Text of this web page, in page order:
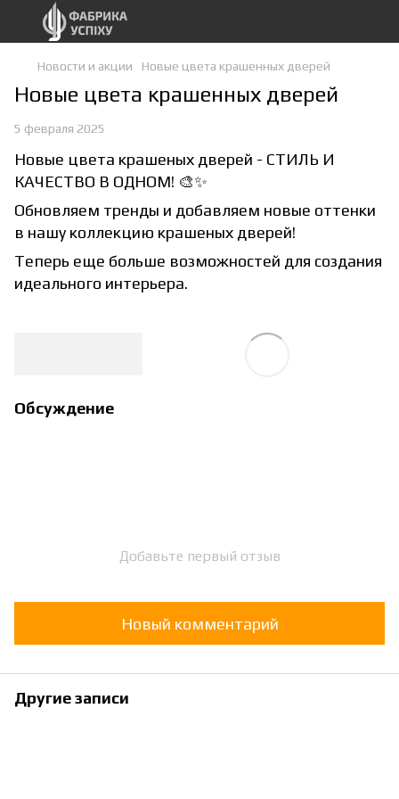
Новости и акции Новые цвета крашенных дверей
Новые цвета крашенных дверей
5 февраля 2025
Новые цвета крашеных дверей - СТИЛЬ И
КАЧЕСТВО В ОДНОМ! 🎨✨
Обновляем тренды и добавляем новые оттенки
в нашу коллекцию крашеных дверей!
Теперь еще больше возможностей для создания
идеального интерьера.
Обсуждение
Добавьте первый отзыв
Новый комментарий
Другие записи